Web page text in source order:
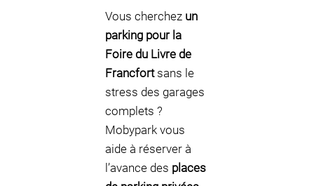
Vous cherchez un
parking pour la
Foire du Livre de
Francfortsans le
stress des garages
complets ?
Mobypark vous
aide à réserver à
l’avance des places